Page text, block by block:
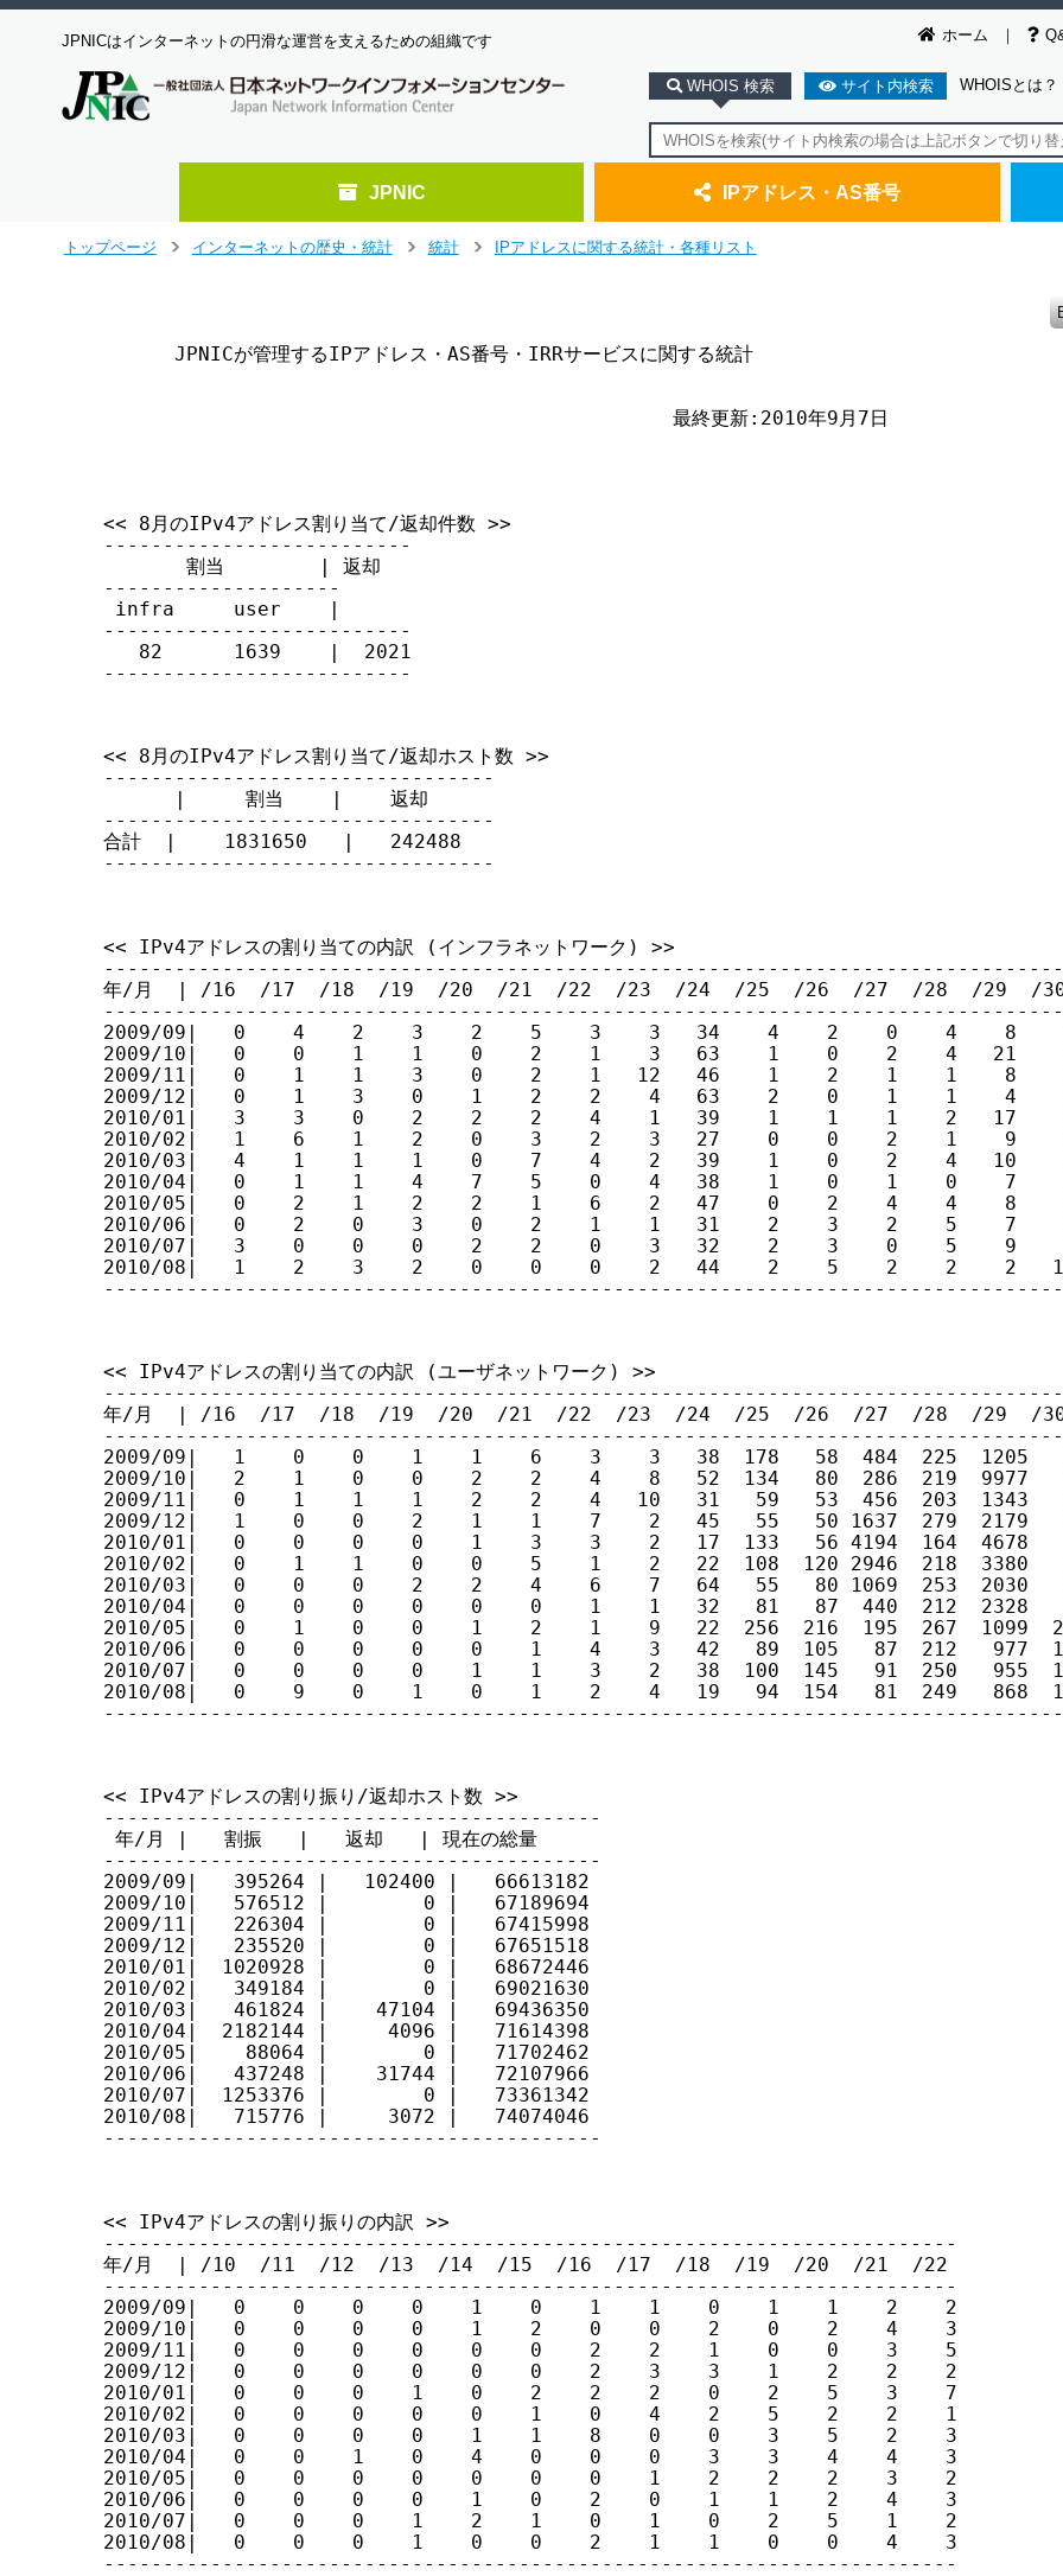
ホーム
JPNICはインターネットの円滑な運営を支えるための組織です
WHOIS 検索 サイト内検索 WHOISとは？
JPNIC IPアドレス・AS番号
トップページ
インターネットの歴史・統計
統計
IPアドレスに関する統計・各種リスト
      JPNICが管理するIPアドレス・AS番号・IRRサービスに関する統計
                                                最終更新:2010年9月7日
<< 8月のIPv4アドレス割り当て/返却件数 >>
--------------------------
       割当        | 返却
--------------------
infra     user    |
--------------------------
   82      1639    |  2021
--------------------------
<< 8月のIPv4アドレス割り当て/返却ホスト数 >>
---------------------------------
      |     割当    |    返却
---------------------------------
合計  |    1831650   |   242488
---------------------------------
<< IPv4アドレスの割り当ての内訳 (インフラネットワーク) >>
年/月  | /16  /17  /18  /19  /20  /21  /22  /23  /24  /25  /26  /27  /28  /29  /
2009/09|   0    4    2    3    2    5    3    3   34    4    2    0    4    8
2009/10|   0    0    1    1    0    2    1    3   63    1    0    2    4   21
2009/11|   0    1    1    3    0    2    1   12   46    1    2    1    1    8
2009/12|   0    1    3    0    1    2    2    4   63    2    0    1    1    4
2010/01|   3    3    0    2    2    2    4    1   39    1    1    1    2   17
2010/02|   1    6    1    2    0    3    2    3   27    0    0    2    1    9
2010/03|   4    1    1    1    0    7    4    2   39    1    0    2    4   10
2010/04|   0    1    1    4    7    5    0    4   38    1    0    1    0    7
2010/05|   0    2    1    2    2    1    6    2   47    0    2    4    4    8
2010/06|   0    2    0    3    0    2    1    1   31    2    3    2    5    7
2010/07|   3    0    0    0    2    2    0    3   32    2    3    0    5    9
2010/08|   1    2    3    2    0    0    0    2   44    2    5    2    2    2
<< IPv4アドレスの割り当ての内訳 (ユーザネットワーク) >>
年/月  | /16  /17  /18  /19  /20  /21  /22  /23  /24  /25  /26  /27  /28  /29  /
2009/09|   1    0    0    1    1    6    3    3   38  178   58  484  225  1205
2009/10|   2    1    0    0    2    2    4    8   52  134   80  286  219  9977
2009/11|   0    1    1    1    2    2    4   10   31   59   53  456  203  1343
2009/12|   1    0    0    2    1    1    7    2   45   55   50 1637  279  2179
2010/01|   0    0    0    0    1    3    3    2   17  133   56 4194  164  4678
2010/02|   0    1    1    0    0    5    1    2   22  108  120 2946  218  3380
2010/03|   0    0    0    2    2    4    6    7   64   55   80 1069  253  2030
2010/04|   0    0    0    0    0    0    1    1   32   81   87  440  212  2328
2010/05|   0    1    0    0    1    2    1    9   22  256  216  195  267  1099
2010/06|   0    0    0    0    0    1    4    3   42   89  105   87  212   977
2010/07|   0    0    0    0    1    1    3    2   38  100  145   91  250   955
2010/08|   0    9    0    1    0    1    2    4   19   94  154   81  249   868
<< IPv4アドレスの割り振り/返却ホスト数 >>
------------------------------------------
年/月 |   割振   |   返却   | 現在の総量
------------------------------------------
2009/09|   395264 |   102400 |   66613182
2009/10|   576512 |        0 |   67189694
2009/11|   226304 |        0 |   67415998
2009/12|   235520 |        0 |   67651518
2010/01|  1020928 |        0 |   68672446
2010/02|   349184 |        0 |   69021630
2010/03|   461824 |    47104 |   69436350
2010/04|  2182144 |     4096 |   71614398
2010/05|    88064 |        0 |   71702462
2010/06|   437248 |    31744 |   72107966
2010/07|  1253376 |        0 |   73361342
2010/08|   715776 |     3072 |   74074046
------------------------------------------
<< IPv4アドレスの割り振りの内訳 >>
------------------------------------------------------------------------
年/月  | /10  /11  /12  /13  /14  /15  /16  /17  /18  /19  /20  /21  /22
------------------------------------------------------------------------
2009/09|   0    0    0    0    1    0    1    1    0    1    1    2    2
2009/10|   0    0    0    0    1    2    0    0    2    0    2    4    3
2009/11|   0    0    0    0    0    0    2    2    1    0    0    3    5
2009/12|   0    0    0    0    0    0    2    3    3    1    2    2    2
2010/01|   0    0    0    1    0    2    2    2    0    2    5    3    7
2010/02|   0    0    0    0    0    1    0    4    2    5    2    2    1
2010/03|   0    0    0    0    1    1    8    0    0    3    5    2    3
2010/04|   0    0    1    0    4    0    0    0    3    3    4    4    3
2010/05|   0    0    0    0    0    0    0    1    2    2    2    3    2
2010/06|   0    0    0    0    1    0    2    0    1    1    2    4    3
2010/07|   0    0    0    1    2    1    0    1    0    2    5    1    2
2010/08|   0    0    0    1    0    0    2    1    1    0    0    4    3
------------------------------------------------------------------------